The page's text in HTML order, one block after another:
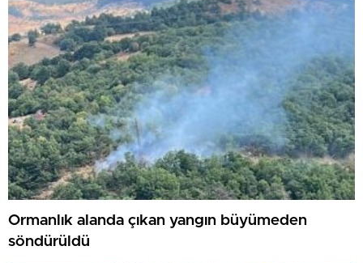
Ormanlık alanda çıkan yangın büyümeden
söndürüldü